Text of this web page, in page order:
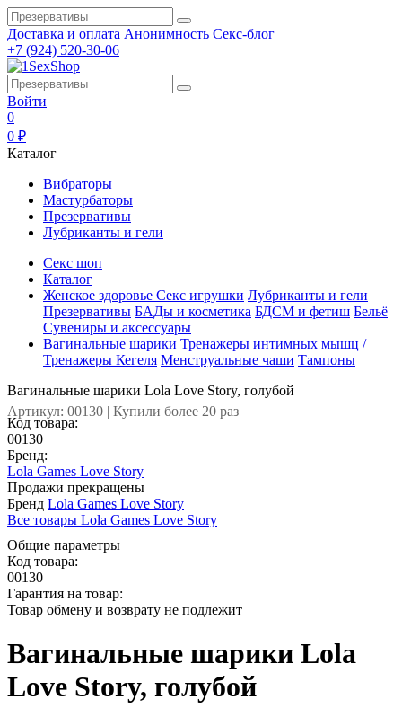
Доставка и оплата Анонимность Секс-блог
+7 (924) 520-30-06
Войти
0
0 ₽
Каталог
Вибраторы
Мастурбаторы
Презервативы
Лубриканты и гели
Секс шоп
Каталог
Женское здоровье Секс игрушки Лубриканты и гели
Презервативы БАДы и косметика БДСМ и фетиш Бельё
Сувениры и аксессуары
Вагинальные шарики Тренажеры интимных мышц /
Тренажеры Кегеля Менструальные чаши Тампоны
Вагинальные шарики Lola Love Story, голубой
Артикул: 00130 | Купили более 20 раз
Код товара:
00130
Бренд:
Lola Games Love Story
Продажи прекращены
Бренд Lola Games Love Story
Все товары Lola Games Love Story
Общие параметры
Код товара:
00130
Гарантия на товар:
Товар обмену и возврату не подлежит
Вагинальные шарики Lola
Love Story, голубой